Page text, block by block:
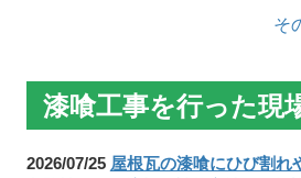
そ
漆喰工事を行った現
2026/07/25 屋根瓦の漆喰にひび割れ